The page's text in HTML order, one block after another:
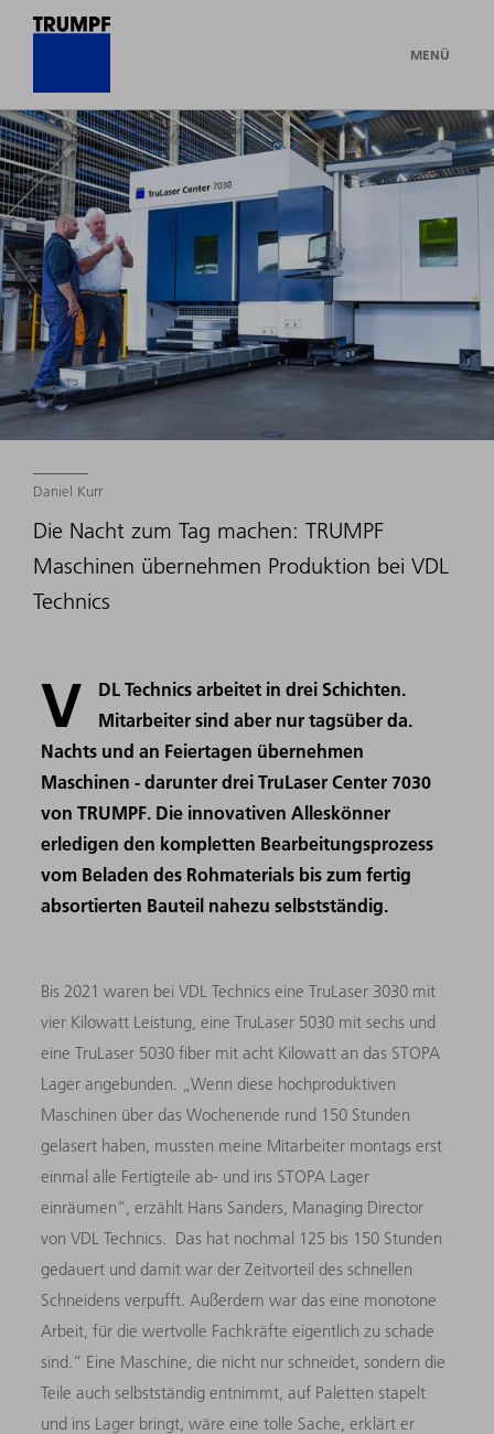
MENÜ
Daniel Kurr
Die Nacht zum Tag machen: TRUMPF
Maschinen übernehmen Produktion bei VDL
Technics
V
DL Technics arbeitet in drei Schichten.
Mitarbeiter sind aber nur tagsüber da.
Nachts und an Feiertagen übernehmen
Maschinen - darunter drei TruLaser Center 7030
von TRUMPF. Die innovativen Alleskönner
erledigen den kompletten Bearbeitungsprozess
vom Beladen des Rohmaterials bis zum fertig
absortierten Bauteil nahezu selbstständig.
Bis 2021 waren bei VDL Technics eine TruLaser 3030 mit
vier Kilowatt Leistung, eine TruLaser 5030 mit sechs und
eine TruLaser 5030 fiber mit acht Kilowatt an das STOPA
Lager angebunden. „Wenn diese hochproduktiven
Maschinen über das Wochenende rund 150 Stunden
gelasert haben, mussten meine Mitarbeiter montags erst
einmal alle Fertigteile ab- und ins STOPA Lager
einräumen“, erzählt Hans Sanders, Managing Director
von VDL Technics. Das hat nochmal 125 bis 150 Stunden
gedauert und damit war der Zeitvorteil des schnellen
Schneidens verpufft. Außerdem war das eine monotone
Arbeit, für die wertvolle Fachkräfte eigentlich zu schade
sind.“ Eine Maschine, die nicht nur schneidet, sondern die
Teile auch selbstständig entnimmt, auf Paletten stapelt
und ins Lager bringt, wäre eine tolle Sache, erklärt er